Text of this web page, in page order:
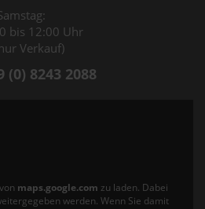
bis 12:00 Uhr
Verkauf)
8243 2088
maps.google.com zu laden. Dabei
werden. Wenn Sie damit